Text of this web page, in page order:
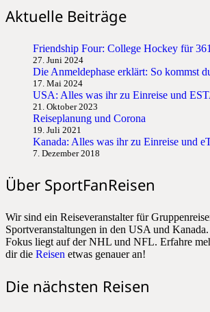
Aktuelle Beiträge
Friendship Four: College Hockey für
27. Juni 2024
Die Anmeldephase erklärt: So kommst
17. Mai 2024
USA: Alles was ihr zu Einreise und
21. Oktober 2023
Reiseplanung und Corona
19. Juli 2021
Kanada: Alles was ihr zu Einreise und
7. Dezember 2018
Über SportFanReisen
Wir sind ein Reiseveranstalter für
Sportveranstaltungen in den USA und
Fokus liegt auf der NHL und NFL. Erfahre
dir die Reisen etwas genauer an!
Die nächsten Reisen